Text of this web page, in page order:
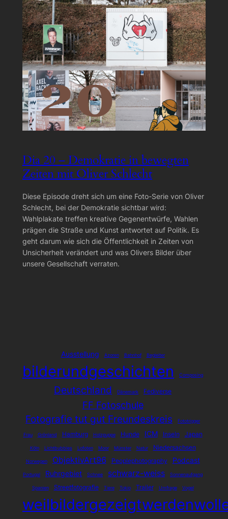
Dia 20 – Demokratie in bewegten
Zeiten mit Oliver Schlecht
Diese Episode dreht sich um eine Foto-Serie von Oliver
Schlecht, bei der Demokratie sichtbar wird:
Wahlplakate treffen kreative Gegenentwürfe, Wahlen
prägen die Straße und Kunst antwortet auf Politik. Es
geht darum wie sich die Öffentlichkeit in Zeiten von
Unsicherheit verändert und was Olivers Bilder über
unsere Gesellschaft verraten.
Ausstellung Azoren Bahnhof Begleiter
bilderundgeschichten Composing
Deutschland Dänemark Fediverse
FF Fotoschule
Fotografie tut gut Freundeskreis Fototrigger
Frau Grönland Hamburg Holzpuppe Hunde ICM Inseln Japan
Köln Lichtbubbles Lofoten Moor Münster Natur Niedersachsen
Norwegen ObjektivArt96 Peoplephotography Podcast
Portugal Ruhrgebiet Schnee schwarz-weiss Sonnenaufgang
Spanien Streetfotografie Tiere Tokio Trailer Umfrage Vogel